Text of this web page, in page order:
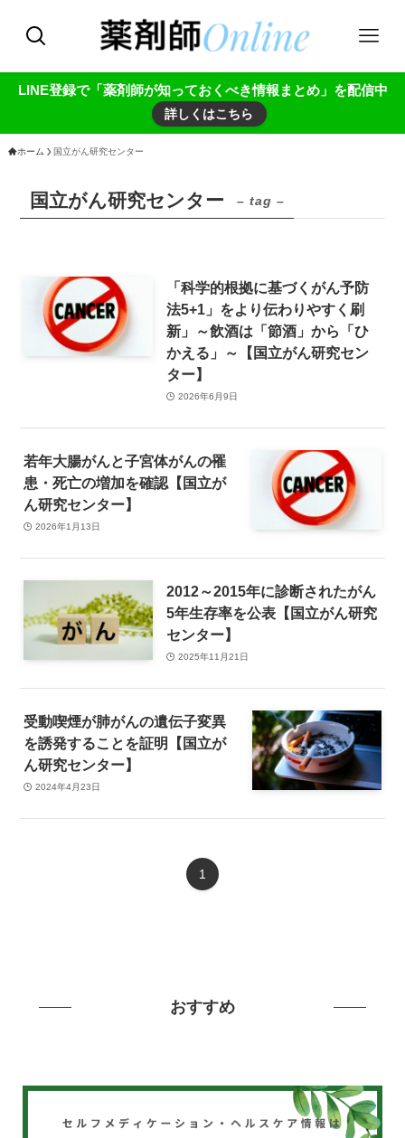
LINE登録で「薬剤師が知っておくべき情報まとめ」を配信中
詳しくはこちら
ホーム 国立がん研究センター
国立がん研究センター – tag –
「科学的根拠に基づくがん予防
法5+1」をより伝わりやすく刷
新」～飲酒は「節酒」から「ひ
かえる」～【国立がん研究セン
ター】
2026年6月9日
若年大腸がんと子宮体がんの罹
患・死亡の増加を確認【国立が
ん研究センター】
2026年1月13日
2012～2015年に診断されたがん
5年生存率を公表【国立がん研究
センター】
2025年11月21日
受動喫煙が肺がんの遺伝子変異
を誘発することを証明【国立が
ん研究センター】
2024年4月23日
1
おすすめ